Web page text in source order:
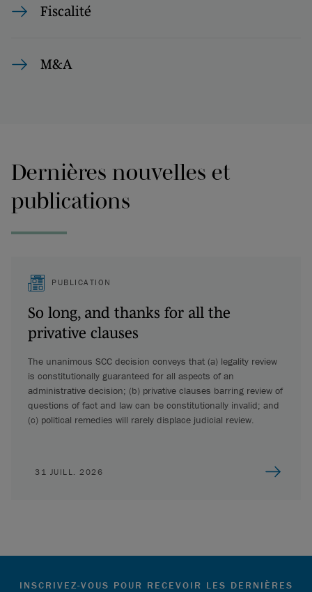
Fiscalité
M&A
Dernières nouvelles et
publications
PUBLICATION
So long, and thanks for all the
privative clauses
The unanimous SCC decision conveys that (a) legality review
is constitutionally guaranteed for all aspects of an
administrative decision; (b) privative clauses barring review of
questions of fact and law can be constitutionally invalid; and
(c) political remedies will rarely displace judicial review.
31 JUILL. 2026
INSCRIVEZ-VOUS POUR RECEVOIR LES DERNIÈRES